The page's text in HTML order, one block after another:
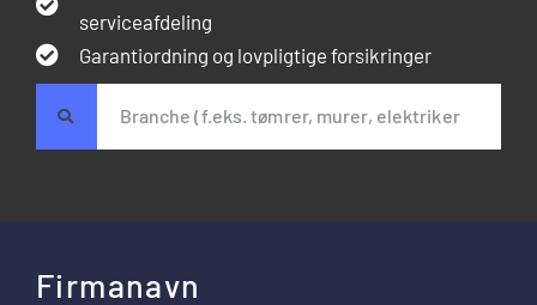
serviceafdeling
Garantiordning og lovpligtige forsikringer
Firmanavn